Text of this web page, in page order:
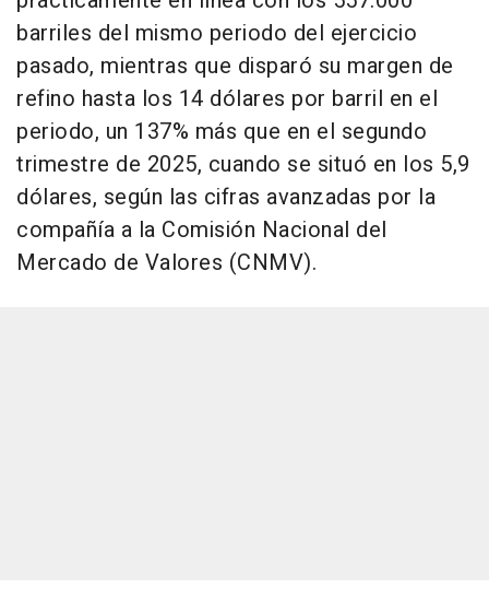
barriles del mismo periodo del ejercicio
pasado, mientras que disparó su margen de
refino hasta los 14 dólares por barril en el
periodo, un 137% más que en el segundo
trimestre de 2025, cuando se situó en los 5,9
dólares, según las cifras avanzadas por la
compañía a la Comisión Nacional del
Mercado de Valores (CNMV).